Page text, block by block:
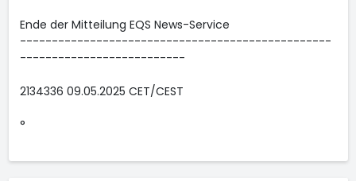
Ende der Mitteilung EQS News-Service
-------------------------------------------------
--------------------------
2134336 09.05.2025 CET/CEST
°